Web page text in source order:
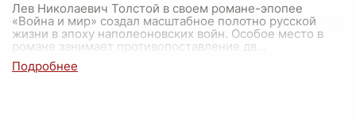
Лев Николаевич Толстой в своем романе-эпопее
«Война и мир» создал масштабное полотно русской
жизни в эпоху наполеоновских войн. Особое место в
романе занимает противопоставление дв